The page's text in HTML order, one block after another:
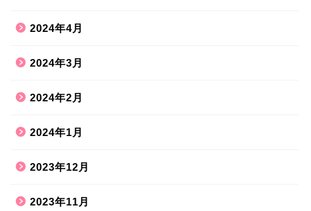
2024年4月
2024年3月
2024年2月
2024年1月
2023年12月
2023年11月